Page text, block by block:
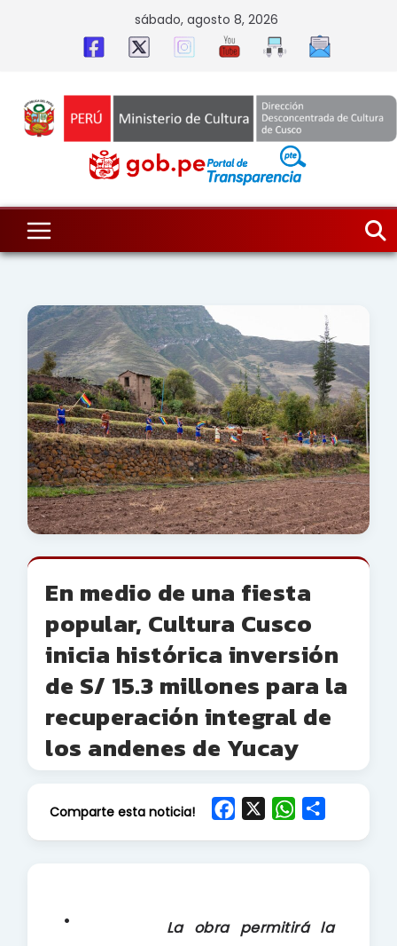
sábado, agosto 8, 2026
En medio de una fiesta
popular, Cultura Cusco
inicia histórica inversión
de S/ 15.3 millones para la
recuperación integral de
los andenes de Yucay
Comparte esta noticia!
o
W
A
· La obra permitirá la